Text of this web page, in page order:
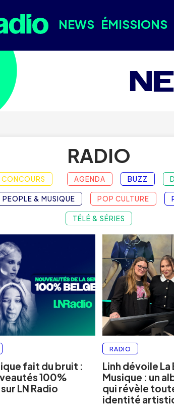
NEWS ÉMISSIONS
RADIO
CONCOURS AGENDA BUZZ
PEOPLE & MUSIQUE POP CULTURE
TÉLÉ & SÉRIES
fait du bruit :
100%
LN Radio
RADIO
Linh dévoile La
Musique : un
qui révèle
identité